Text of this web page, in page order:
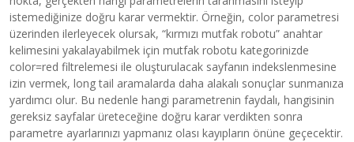
istemediğinize doğru karar vermektir. Örneğin, color parametresi
üzerinden ilerleyecek olursak, “kırmızı mutfak robotu” anahtar
kelimesini yakalayabilmek için mutfak robotu kategorinizde
color=red filtrelemesi ile oluşturulacak sayfanın indekslenmesine
izin vermek, long tail aramalarda daha alakalı sonuçlar sunmanıza
yardımcı olur. Bu nedenle hangi parametrenin faydalı, hangisinin
gereksiz sayfalar üreteceğine doğru karar verdikten sonra
parametre ayarlarınızı yapmanız olası kayıpların önüne geçecektir.